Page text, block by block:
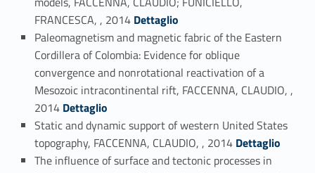
FRANCESCA, , 2014 Link identifier #identifier_person_170448-118
Dettaglio
Paleomagnetism and magnetic fabric of the Eastern
Cordillera of Colombia: Evidence for oblique
convergence and nonrotational reactivation of a
Mesozoic intracontinental rift, FACCENNA, CLAUDIO, ,
2014 Link identifier #identifier_person_53993-119
Dettaglio
Static and dynamic support of western United States
topography, FACCENNA, CLAUDIO, , 2014 Link identifier #identifier_person_75374-120
Dettaglio
The influence of surface and tectonic processes in